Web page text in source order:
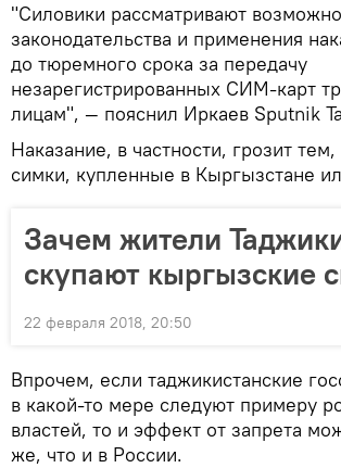
"Силовики рассматривают
законодательства и применения
до тюремного срока за передачу
незарегистрированных СИМ-карт
лицам", — пояснил Иркаев Sputnik
Наказание, в частности, грозит
симки, купленные в Кыргызстане
Зачем жители
скупают кыргызские
22 февраля 2018, 20:50
Впрочем, если таджикистанские
в какой-то мере следуют примеру
властей, то и эффект от запрета
же, что и в России.